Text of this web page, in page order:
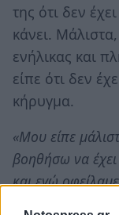
της ότι δεν
κάνει.
ενήλικας και
είπε ότι δεν
κήρυγμα.
«Μου είπε
βοηθήσω να
και εγώ
περισσότερα.